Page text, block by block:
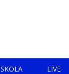
SKOLA LIVE